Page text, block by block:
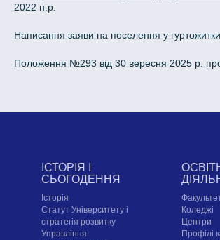
2022 н.р.
Написання заяви на поселення у
Положення №293 від 30 вересня 2025 р. про
ІСТОРІЯ І
СЬОГОДЕННЯ
Історія
Статут Університету і
стратегія розвитку
Управління
Коледжі
Центри
Профілі